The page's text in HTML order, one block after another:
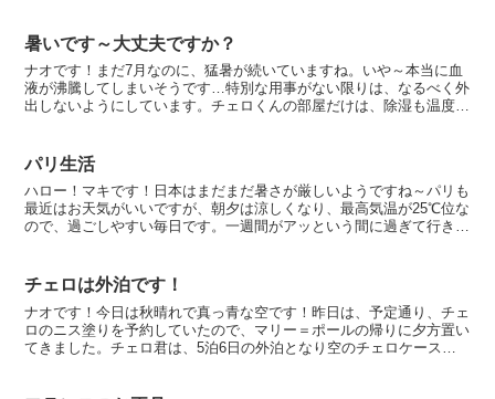
暑いです～大丈夫ですか？
ナオです！まだ7月なのに、猛暑が続いていますね。いや～本当に血
液が沸騰してしまいそうです…特別な用事がない限りは、なるべく外
出しないようにしています。チェロくんの部屋だけは、除湿も温度も
パリ生活
ハロー！マキです！日本はまだまだ暑さが厳しいようですね～パリも
最近はお天気がいいですが、朝夕は涼しくなり、最高気温が25℃位な
ので、過ごしやすい毎日です。一週間がアッという間に過ぎて行きま
チェロは外泊です！
ナオです！今日は秋晴れで真っ青な空です！昨日は、予定通り、チェ
ロのニス塗りを予約していたので、マリー＝ポールの帰りに夕方置い
てきました。チェロ君は、5泊6日の外泊となり空のチェロケースを